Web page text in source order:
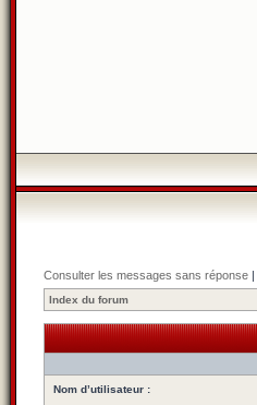
Consulter les messages sans réponse |
Index du forum
Nom d’utilisateur :